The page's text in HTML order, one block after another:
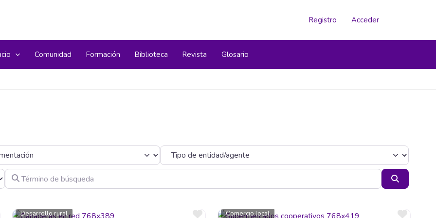
Registro Acceder
Comunidad Formación Biblioteca Revista Glosario
Término de búsqueda Buscar
Desarrollo rural
FavoritoComercio local